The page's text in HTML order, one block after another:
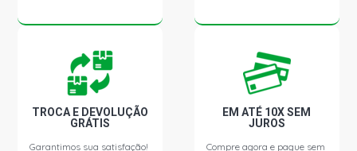
VARIANT II SEDAN 1.6 8V AR (1978 - 1980)
TROCA E DEVOLUÇÃO
GRÁTIS
Garantimos sua satisfação!
EM ATÉ 10X SEM
JUROS
Compre agora e pague sem